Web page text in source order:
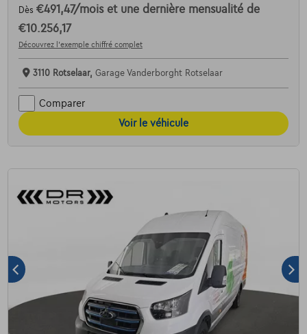
Dès €491,47/mois et une dernière mensualité de
€10.256,17
Découvrez l’exemple chiffré complet
3110 Rotselaar, Garage Vanderborght Rotselaar
Comparer
Voir le véhicule